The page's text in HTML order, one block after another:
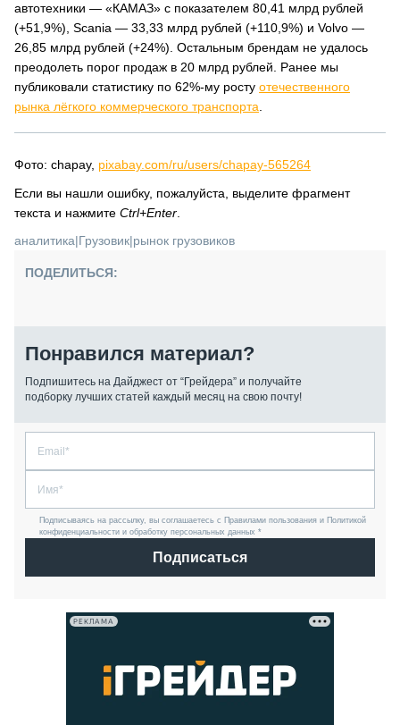
автотехники — «КАМАЗ» с показателем 80,41 млрд рублей
(+51,9%), Scania — 33,33 млрд рублей (+110,9%) и Volvo —
26,85 млрд рублей (+24%). Остальным брендам не удалось
преодолеть порог продаж в 20 млрд рублей. Ранее мы
публиковали статистику по 62%-му росту отечественного
рынка лёгкого коммерческого транспорта
Фото: chapay, pixabay.com/ru/users/chapay-565264
Если вы нашли ошибку, пожалуйста, выделите фрагмент
текста и нажмите Ctrl+Enter
аналитика|Грузовик|рынок грузовиков
ПОДЕЛИТЬСЯ:
Понравился материал?
Подпишитесь на Дайджест от “Грейдера” и получайте
подборку лучших статей каждый месяц на свою почту!
Подписываясь на рассылку, вы соглашаетесь с Правилами пользования и Политикой
конфиденциальности и обработку персональных данных *
Подписаться
РЕКЛАМА